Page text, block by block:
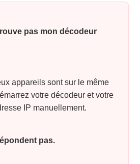
pas mon décodeur
appareils sont sur le même
votre décodeur et votre
IP manuellement.
pas.